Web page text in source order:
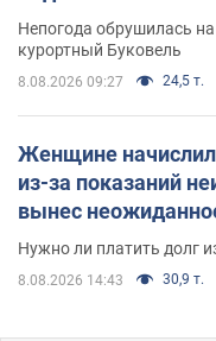
Непогода обрушилась
курортный Буковель
8.08.2026 09:27 24,5 т.
Женщине
из-за показаний
вынес
Нужно ли платить долг
8.08.2026 14:43 30,9 т.